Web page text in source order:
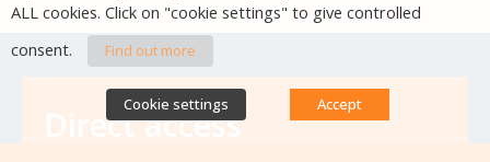
Direct access
ALL cookies. Click on "cookie settings" to give controlled
consent.
Find out more
Cookie settings Accept